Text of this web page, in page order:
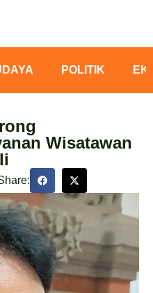
POLITIK
Wisatawan